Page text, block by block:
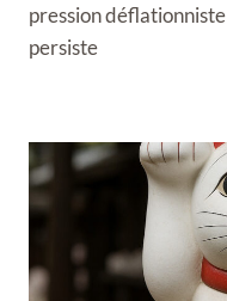
pression déflationniste
persiste